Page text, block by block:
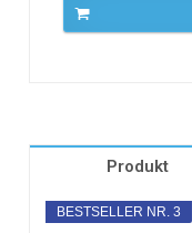
Produkt
BESTSELLER NR. 3